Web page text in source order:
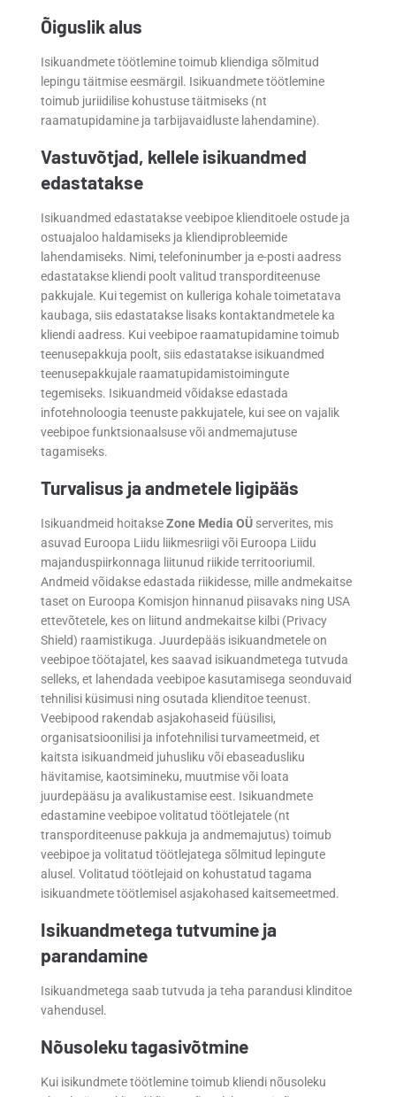
Õiguslik alus
Isikuandmete töötlemine toimub kliendiga sõlmitud
lepingu täitmise eesmärgil. Isikuandmete töötlemine
toimub juriidilise kohustuse täitmiseks (nt
raamatupidamine ja tarbijavaidluste lahendamine).
Vastuvõtjad, kellele isikuandmed
edastatakse
Isikuandmed edastatakse veebipoe klienditoele ostude ja
ostuajaloo haldamiseks ja kliendiprobleemide
lahendamiseks. Nimi, telefoninumber ja e-posti aadress
edastatakse kliendi poolt valitud transporditeenuse
pakkujale. Kui tegemist on kulleriga kohale toimetatava
kaubaga, siis edastatakse lisaks kontaktandmetele ka
kliendi aadress. Kui veebipoe raamatupidamine toimub
teenusepakkuja poolt, siis edastatakse isikuandmed
teenusepakkujale raamatupidamistoimingute
tegemiseks. Isikuandmeid võidakse edastada
infotehnoloogia teenuste pakkujatele, kui see on vajalik
veebipoe funktsionaalsuse või andmemajutuse
tagamiseks.
Turvalisus ja andmetele ligipääs
Isikuandmeid hoitakseZone Media OÜ serverites, mis
asuvad Euroopa Liidu liikmesriigi või Euroopa Liidu
majanduspiirkonnaga liitunud riikide territooriumil.
Andmeid võidakse edastada riikidesse, mille andmekaitse
taset on Euroopa Komisjon hinnanud piisavaks ning USA
ettevõtetele, kes on liitund andmekaitse kilbi (Privacy
Shield) raamistikuga. Juurdepääs isikuandmetele on
veebipoe töötajatel, kes saavad isikuandmetega tutvuda
selleks, et lahendada veebipoe kasutamisega seonduvaid
tehnilisi küsimusi ning osutada klienditoe teenust.
Veebipood rakendab asjakohaseid füüsilisi,
organisatsioonilisi ja infotehnilisi turvameetmeid, et
kaitsta isikuandmeid juhusliku või ebaseadusliku
hävitamise, kaotsimineku, muutmise või loata
juurdepääsu ja avalikustamise eest. Isikuandmete
edastamine veebipoe volitatud töötlejatele (nt
transporditeenuse pakkuja ja andmemajutus) toimub
veebipoe ja volitatud töötlejatega sõlmitud lepingute
alusel. Volitatud töötlejaid on kohustatud tagama
isikuandmete töötlemisel asjakohased kaitsemeetmed.
Isikuandmetega tutvumine ja
parandamine
Isikuandmetega saab tutvuda ja teha parandusi klinditoe
vahendusel.
Nõusoleku tagasivõtmine
Kui isikundmete töötlemine toimub kliendi nõusoleku